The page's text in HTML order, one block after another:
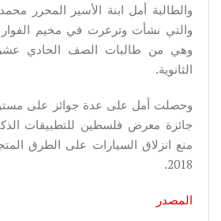
والطالبة أمل ابنة الأسير المحرر
والتي نشأت وترعرت في مخيم الفوار
وهي من طالبات الصف الحادي
الثانوية.
وحصلت أمل على عدة جوائز على
جائزة معرض فلسطين للتطبيقات
منع انزلاق السيارات على الطرق
2018.
المصدر